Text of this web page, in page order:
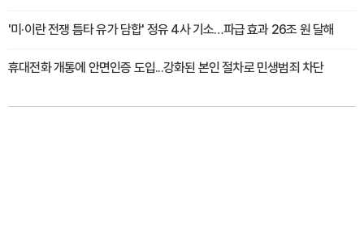
'미·이란 전쟁 틈타 유가 담합' 정유 4사 기소…파급 효과 26조 원 달해
휴대전화 개통에 안면인증 도입...강화된 본인 절차로 민생범죄 차단